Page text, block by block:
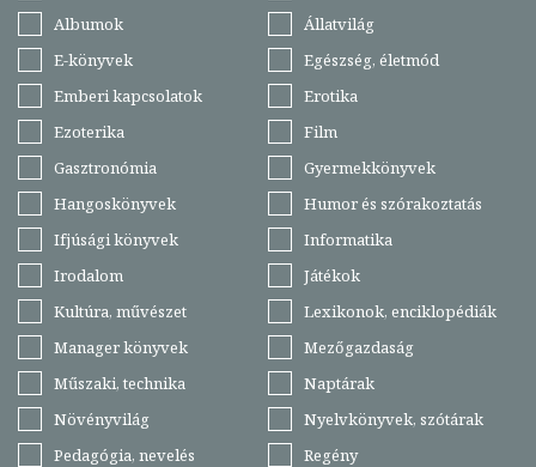
Albumok
Állatvilág
E-könyvek
Egészség, életmód
Emberi kapcsolatok
Erotika
Ezoterika
Film
Gasztronómia
Gyermekkönyvek
Hangoskönyvek
Humor és szórakoztatás
Ifjúsági könyvek
Informatika
Irodalom
Játékok
Kultúra, művészet
Lexikonok, enciklopédiák
Manager könyvek
Mezőgazdaság
Műszaki, technika
Naptárak
Növényvilág
Nyelvkönyvek, szótárak
Pedagógia, nevelés
Regény